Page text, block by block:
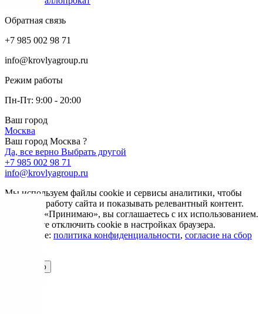
Обратная связь
+7 985 002 98 71
info@krovlyagroup.ru
Режим работы
Пн-Пт: 9:00 - 20:00
Ваш город
Москва
Ваш город Москва ?
Да, все верно Выбрать другой
+7 985 002 98 71
info@krovlyagroup.ru
Мы используем файлы cookie и сервисы аналитики, чтобы
улучшить работу сайта и показывать релевантный контент.
Нажимая «Принимаю», вы соглашаетесь с их использованием.
Вы можете отключить cookie в настройках браузера.
Подробнее: политика конфиденциальности, согласие на сбор
Принимаю